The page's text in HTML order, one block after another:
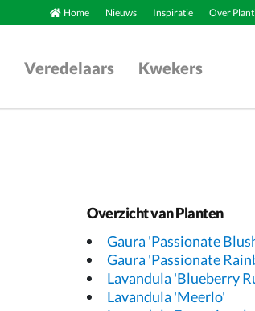
Home Nieuws Inspiratie Over
Veredelaars Kwekers
Overzicht van Planten
Gaura 'Passionate
Gaura 'Passionate
Lavandula 'Blueberry
Lavandula 'Meerlo'